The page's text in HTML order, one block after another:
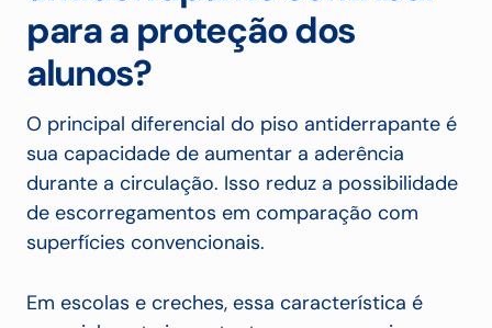
para a proteção dos
alunos?
O principal diferencial do piso antiderrapante é
sua capacidade de aumentar a aderência
durante a circulação. Isso reduz a possibilidade
de escorregamentos em comparação com
superfícies convencionais.
Em escolas e creches, essa característica é